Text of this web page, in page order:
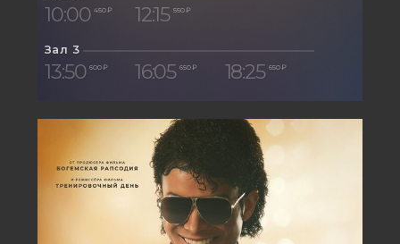
10:00 450 ₽ 12:15 550 ₽
Зал 3
13:50 600 ₽ 16:05 650 ₽ 18:25 650 ₽